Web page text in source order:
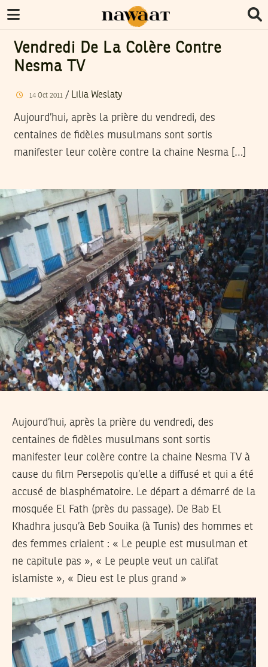
Vendredi De La Colère Contre
Nesma TV
14 Oct 2011/ Lilia Weslaty
Aujourd’hui, après la prière du vendredi, des
centaines de fidèles musulmans sont sortis
manifester leur colère contre la chaine Nesma […]
Aujourd’hui, après la prière du vendredi, des
centaines de fidèles musulmans sont sortis
manifester leur colère contre la chaine Nesma TV à
cause du film Persepolis qu’elle a diffusé et qui a été
accusé de blasphématoire. Le départ a démarré de la
mosquée El Fath (près du passage). De Bab El
Khadhra jusqu’à Beb Souika (à Tunis) des hommes et
des femmes criaient : « Le peuple est musulman et
ne capitule pas », « Le peuple veut un califat
islamiste », « Dieu est le plus grand »